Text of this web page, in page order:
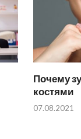
Почему
костями
07.08.2021